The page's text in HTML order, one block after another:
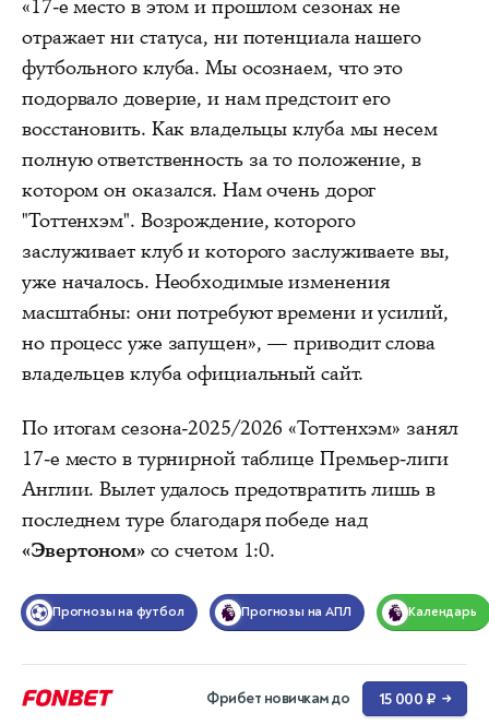
«17‑е место в этом и прошлом сезонах не
отражает ни статуса, ни потенциала нашего
футбольного клуба. Мы осознаем, что это
подорвало доверие, и нам предстоит его
восстановить. Как владельцы клуба мы несем
полную ответственность за то положение, в
котором он оказался. Нам очень дорог
"Тоттенхэм". Возрождение, которого
заслуживает клуб и которого заслуживаете вы,
уже началось. Необходимые изменения
масштабны: они потребуют времени и усилий,
но процесс уже запущен», — приводит слова
владельцев клуба официальный сайт.
По итогам сезона-2025/2026 «Тоттенхэм» занял
17‑е место в турнирной таблице Премьер‑лиги
Англии. Вылет удалось предотвратить лишь в
последнем туре благодаря победе над
«Эвертоном»со счетом 1:0.
Прогнозы на футбол Прогнозы на АПЛ Календарь
Фрибет новичкам до 15 000 ₽ →